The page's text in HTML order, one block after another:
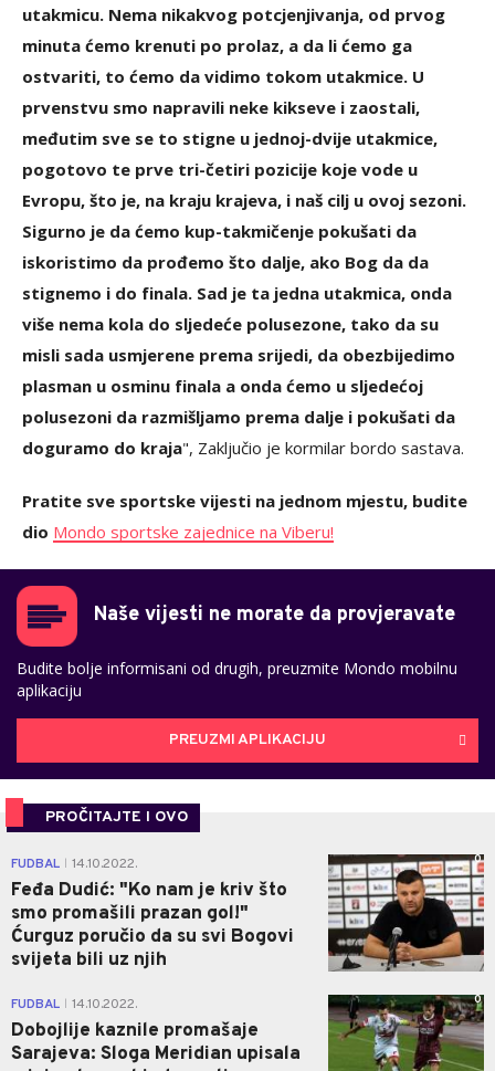
utakmicu. Nema nikakvog potcjenjivanja, od prvog
minuta ćemo krenuti po prolaz, a da li ćemo ga
ostvariti, to ćemo da vidimo tokom utakmice. U
prvenstvu smo napravili neke kikseve i zaostali,
međutim sve se to stigne u jednoj-dvije utakmice,
pogotovo te prve tri-četiri pozicije koje vode u
Evropu, što je, na kraju krajeva, i naš cilj u ovoj sezoni.
Sigurno je da ćemo kup-takmičenje pokušati da
iskoristimo da prođemo što dalje, ako Bog da da
stignemo i do finala. Sad je ta jedna utakmica, onda
više nema kola do sljedeće polusezone, tako da su
misli sada usmjerene prema srijedi, da obezbijedimo
plasman u osminu finala a onda ćemo u sljedećoj
polusezoni da razmišljamo prema dalje i pokušati da
doguramo do kraja", Zaključio je kormilar bordo sastava.
Pratite sve sportske vijesti na jednom mjestu, budite
dio Mondo sportske zajednice na Viberu!
Naše vijesti ne morate da provjeravate
Budite bolje informisani od drugih, preuzmite Mondo mobilnu
aplikaciju
PREUZMI APLIKACIJU
PROČITAJTE I OVO
FUDBAL 14.10.2022.
Feđa Dudić: "Ko nam je kriv što
smo promašili prazan gol!"
Ćurguz poručio da su svi Bogovi
svijeta bili uz njih
0
FUDBAL 14.10.2022.
Dobojlije kaznile promašaje
Sarajeva: Sloga Meridian upisala
0